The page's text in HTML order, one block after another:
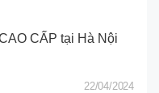
CẤP tại Hà Nội
22/04/2024